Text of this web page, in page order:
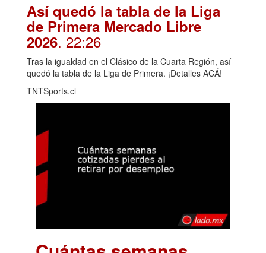
Así quedó la tabla de la Liga
de Primera Mercado Libre
2026. 22:26
Tras la igualdad en el Clásico de la Cuarta Región, así
quedó la tabla de la Liga de Primera. ¡Detalles ACÁ!
TNTSports.cl